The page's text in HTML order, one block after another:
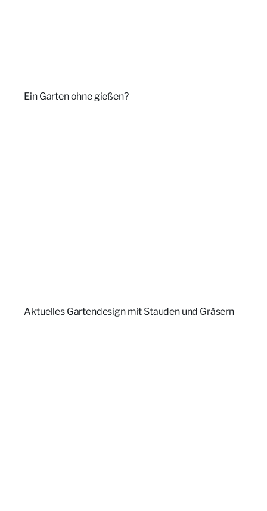
Ein Garten ohne gießen?
Aktuelles Gartendesign mit Stauden und Gräsern